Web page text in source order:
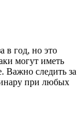
в год, но это
могут иметь
Важно следить за
при любых